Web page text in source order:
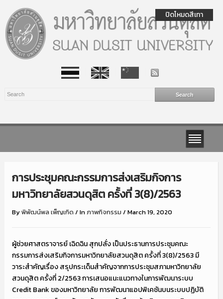
การประชุมคณะกรรมการส่งเสริมกิจการ
มหาวิทยาลัยสวนดุสิต ครั้งที่ 3(8)/2563
Byพิพัฒน์พล เพ็ญเกิด / Inภาพกิจกรรม / March 19, 2020
ผู้ช่วยศาสตราจารย์ เฉิดฉิน สุกปลั่ง เป็นประธานการประชุมคณะ
กรรมการส่งเสริมกิจการมหาวิทยาลัยสวนดุสิต ครั้งที่ 3(8)/2563 มี
วาระสำคัญเรื่อง สรุปกระเด็นสำคัญจากการประชุมสภามหาวิทยาลัย
สวนดุสิต ครั้งที่ 2/2563 การเสนอแนะแนวทางในการพัฒนาระบบ
Credit Bank ของมหาวิทยาลัย การพัฒนาแอปพิเคชันบนระบบปฏิบัติ
ปิดโหมดสีเทา